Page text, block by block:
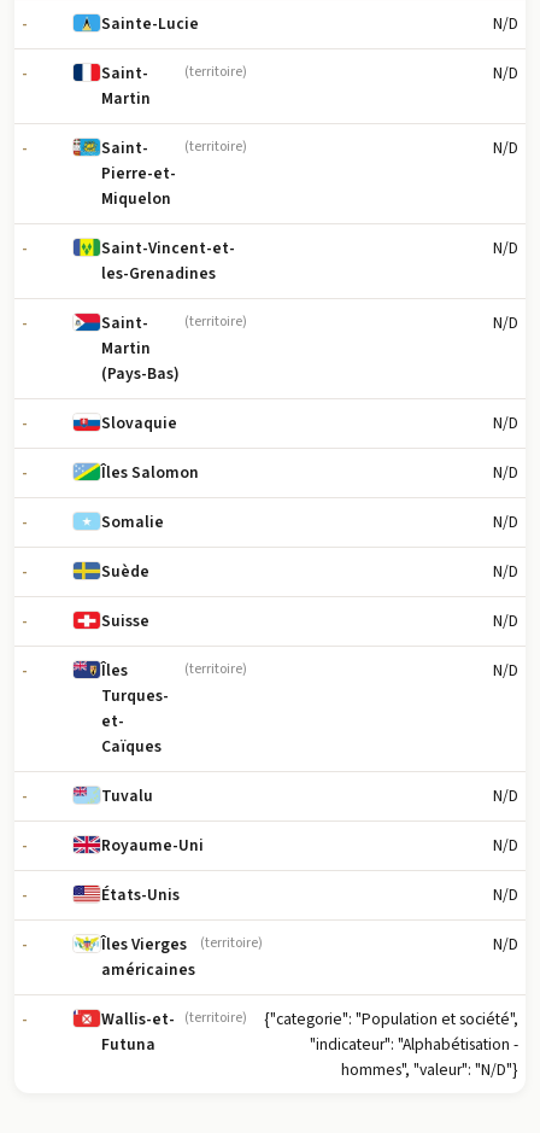
- Sainte-Lucie N/D
-
Saint-
Martin
(territoire) N/D
-
Saint-
Pierre-et-
Miquelon
(territoire) N/D
-
Saint-Vincent-et-
les-Grenadines
N/D
-
Saint-
Martin
(Pays-Bas)
(territoire) N/D
- Slovaquie N/D
- Îles Salomon N/D
- Somalie N/D
- Suède N/D
- Suisse N/D
-
Îles
Turques-
et-
Caïques
(territoire) N/D
- Tuvalu N/D
- Royaume-Uni N/D
- États-Unis N/D
-
Îles Vierges
américaines
(territoire) N/D
-
Wallis-et-
Futuna
(territoire)
{"categorie": "Population et société",
"indicateur": "Alphabétisation -
hommes", "valeur": "N/D"}